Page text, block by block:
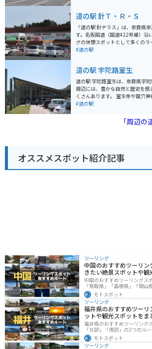
道の駅 針Ｔ・Ｒ・Ｓ
「道の駅 針テラス」は、奈良県
す。名阪国道（国道422号線）沿
グの休憩スポットとして多くの
す。 施設内には、地元の特産品を販売するショップやレ
きます。また、バイク駐車場は広
集まることから、バイク用品店や
なども開催されています。 奈良市内や周辺観光の拠点と
しても便利で、世界遺産の元興寺
などへのアクセスも良好です。
#道の駅
道の駅 宇陀路室生
道の駅 宇陀路室生は、奈良県宇陀
周辺には、豊かな自然と歴史を
くさんあります。 室生寺や龍穴神社などの歴史的な建造
物は、一見の価値ありです。特に
路は、ワインディングロードに
ツーリングにも最適です。道の
イクで訪れる際は、道の駅にバイ
ので安心です。
#道の駅
「周辺
オススメスポット紹介記事
ツーリング
中国のおすすめツーリ
きたい絶景スポットや観
中国のおすすめツーリングス
「鳥取県」「島根県」「岡
の各県の観光地紹介します。
地が点在し、四季折々の景色
あります。バイクで中国にツ
してください。
モトスポット
ツーリング
福井県のおすすめツーリ
ットや観光スポットをま
福井県のおすすめツーリング
「北部」「南部」の2つのル
遺跡、温泉地など魅力に溢れ
す。バイクで福井県にツーリ
ください。
モトスポット
ツーリング